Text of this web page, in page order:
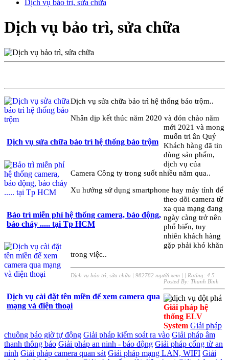
Dịch vụ bảo trì, sửa chữa
Dịch vụ bảo trì, sửa chữa
Dịch vụ sửa chữa bảo trì hệ thống báo trộm
Dịch vụ sửa chữa bảo trì hệ thống báo trộm..
Bảo trì miễn phí hệ thống camera, báo động,
báo cháy ..... tại Tp HCM
Nhân dịp kết thúc năm 2020 và đón chào năm
mới 2021 và mong
muốn tri ân Quý
Khách hàng đã tin
dùng sản phẩm,
dịch vụ của
Camera Công ty trong suốt nhiều năm qua..
Dịch vụ cài đặt tên miền để xem camera qua
mạng và điện thoại
Xu hướng sử dụng smartphone hay máy tính để
theo dõi camera từ
xa qua mạng đang
ngày càng trở nên
phổ biến, tuy
nhiên khách hàng
gặp phải khó khăn
trong việc..
Dịch vụ bảo trì, sửa chữa | 982782 người xem| | Rating: 4.5
Posted By: Thanh Bình
Giải pháp hệ
thống ELV
System Giải pháp
chuông báo giờ tự động Giải pháp kiểm soát ra vào Giải pháp âm
thanh thông báo Giải pháp an ninh - báo động Giải pháp cổng từ an
ninh Giải pháp camera quan sát Giải pháp mạng LAN, WIFI Giải